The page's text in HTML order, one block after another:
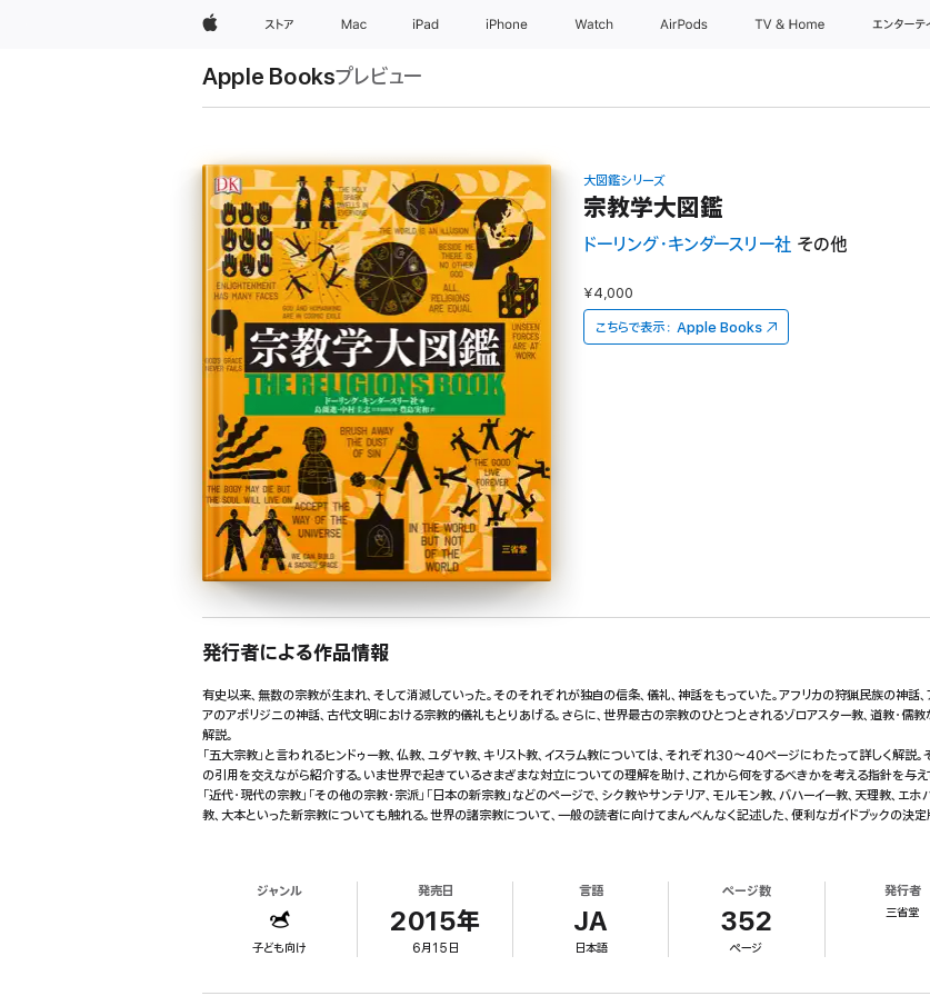
Appleストア Mac iPad iPhone Watch AirPods TV & Home エンターテ
Apple Booksプレビュー
大図鑑シリーズ
宗教学大図鑑
ドーリング・キンダースリー社 その他
¥4,000
こちらで表示： Apple Books
発行者による作品情報
有史以来、無数の宗教が生まれ、そして消滅していった。そのそれぞれが独自の信条、儀礼、神話をもっていた。アフリカの狩猟民族の神話
アのアボリジニの神話、古代文明における宗教的儀礼もとりあげる。さらに、世界最古の宗教のひとつとされるゾロアスター教、道教・儒
解説。
「五大宗教」と言われるヒンドゥー教、仏教、ユダヤ教、キリスト教、イスラム教については、それぞれ30～40ページにわたって詳しく解
の引用を交えながら紹介する。いま世界で起きているさまざまな対立についての理解を助け、これから何をするべきかを考える指針を与え
「近代・現代の宗教」「その他の宗教・宗派」「日本の新宗教」などのページで、シク教やサンテリア、モルモン教、バハーイー教、天理教、エホ
教、大本といった新宗教についても触れる。世界の諸宗教について、一般の読者に向けてまんべんなく記述した、便利なガイドブックの決定
ジャンル
子ども向け
発売日
2015年
6月15日
言語
JA
日本語
ページ数
352
ページ
発行者
三省堂